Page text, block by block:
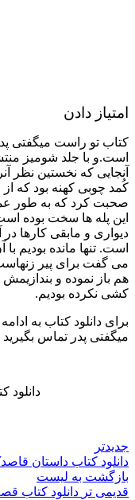
امتیاز دادن
کتاب تو راست میگفتی
است.و با جلد شومیز
آنجایی که نخستین نظر
کُمد چوبی کهنه بود که از
صحبت کرد که به طور عمد
این پله ها سخت بوده
دیواری و مابقی کارها
است. تنها مانده بودیم
می گفت برای پیر
هم باز نموده و
کشی نکرده بودیم.
برای دانلود کتاب به
میگفتی پدر تماس بگیرید
دانلود
جدیدتر
دانلود کتاب داستان
بازگشت به لیست
قدیمی تر دانلود کتاب